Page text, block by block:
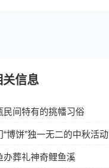
关信息
民间特有的挑幡习俗
“博饼”独一无二的中秋活动
办葬礼神奇鲤鱼溪